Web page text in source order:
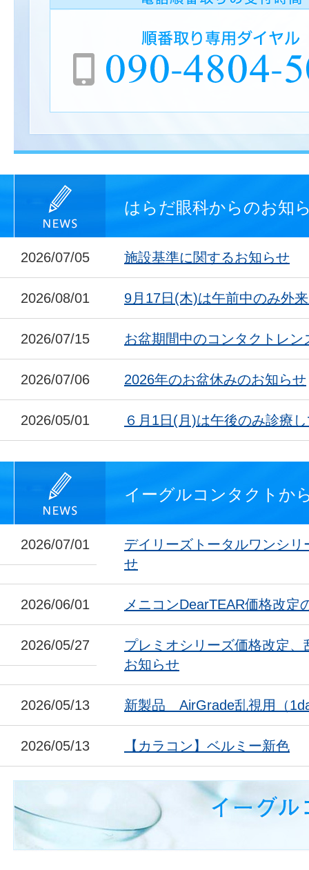
はらだ眼科からのお知
2026/07/05 施設基準に関するお知らせ
2026/08/01 9月17日(木)は午前中のみ外
2026/07/15 お盆期間中のコンタクトレン
2026/07/06 2026年のお盆休みのお知らせ
2026/05/01 ６月1日(月)は午後のみ診療
イーグルコンタクトか
2026/07/01
デイリーズトータルワンシ
せ
2026/06/01 メニコンDearTEAR価格改定
2026/05/27
プレミオシリーズ価格改定
お知らせ
2026/05/13 新製品 AirGrade乱視用（
2026/05/13 【カラコン】ベルミー新色